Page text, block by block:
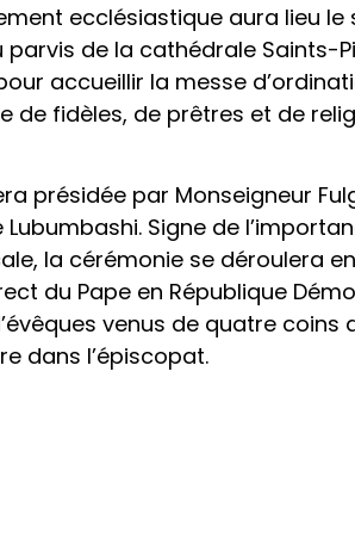
ecclésiastique aura lieu le
parvis de la cathédrale Saints-
accueillir la messe
de fidèles, de prêtres et de
présidée par Monseigneur
Signe de
la cérémonie se déroulera
du Pape en République
venus de quatre
dans l’épiscopat.